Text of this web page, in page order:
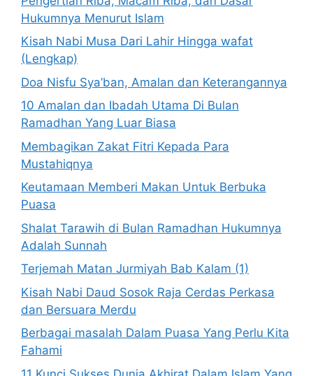
Hukumnya Menurut Islam
Kisah Nabi Musa Dari Lahir Hingga wafat
(Lengkap)
Doa Nisfu Sya’ban, Amalan dan Keterangannya
10 Amalan dan Ibadah Utama Di Bulan
Ramadhan Yang Luar Biasa
Membagikan Zakat Fitri Kepada Para
Mustahiqnya
Keutamaan Memberi Makan Untuk Berbuka
Puasa
Shalat Tarawih di Bulan Ramadhan Hukumnya
Adalah Sunnah
Terjemah Matan Jurmiyah Bab Kalam (1)
Kisah Nabi Daud Sosok Raja Cerdas Perkasa
dan Bersuara Merdu
Berbagai masalah Dalam Puasa Yang Perlu Kita
Fahami